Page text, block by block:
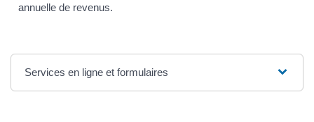
annuelle de revenus.
Services en ligne et formulaires